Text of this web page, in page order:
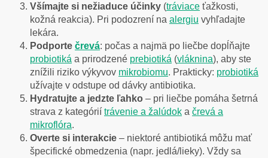
Všímajte si nežiaduce účinky (tráviace ťažkosti,
kožná reakcia). Pri podozrení na alergiu vyhľadajte
lekára.
Podporte črevá: počas a najmä po liečbe dopĺňajte
probiotiká a prirodzené prebiotiká (vláknina), aby ste
znížili riziko výkyvov mikrobiomu. Prakticky: probiotiká
užívajte v odstupe od dávky antibiotika.
Hydratujte a jedzte ľahko – pri liečbe pomáha šetrná
strava z kategórií trávenie a žalúdok a črevá a
mikroflóra.
Overte si interakcie – niektoré antibiotiká môžu mať
špecifické obmedzenia (napr. jedlá/lieky). Vždy sa